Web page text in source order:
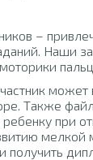
–
Наши
Также
при
мелкой
получить